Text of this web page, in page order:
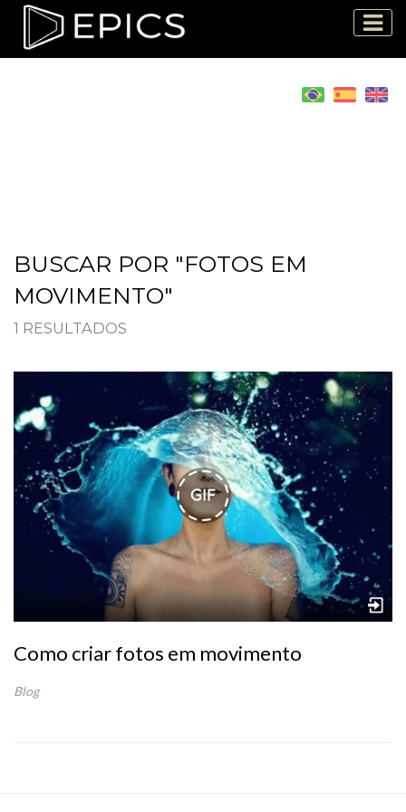
BUSCAR POR "FOTOS EM
MOVIMENTO"
1 RESULTADOS
Como criar fotos em movimento
Blog